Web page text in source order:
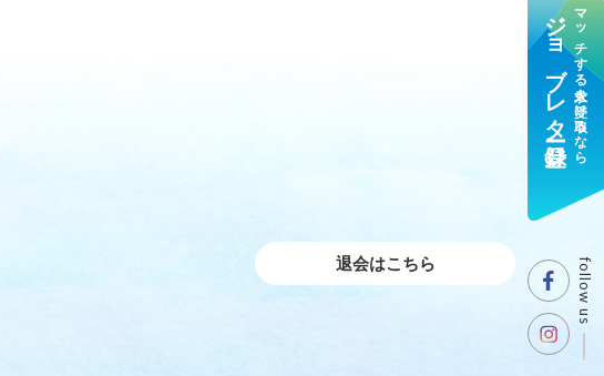
マッチする求人を受け取るなら
ジョブレター登録
follow us
退会はこちら